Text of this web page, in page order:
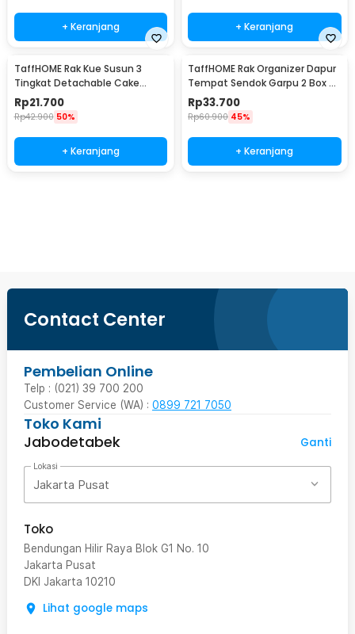
+ Keranjang + Keranjang
TaffHOME Rak Kue Susun 3
Tingkat Detachable Cake
Stand Display - CF431
Rp21.700
Rp42.900 50%
+ Keranjang
TaffHOME Rak Organizer Dapur
Tempat Sendok Garpu 2 Box -
LL251
Rp33.700
Rp60.900 45%
+ Keranjang
Contact Center
Pembelian Online
Telp : (021) 39 700 200
Customer Service (WA) : 0899 721 7050
Toko Kami
Jabodetabek
Ganti
Lokasi
Jakarta Pusat
Toko
Bendungan Hilir Raya Blok G1 No. 10
Jakarta Pusat
DKI Jakarta 10210
Lihat google maps